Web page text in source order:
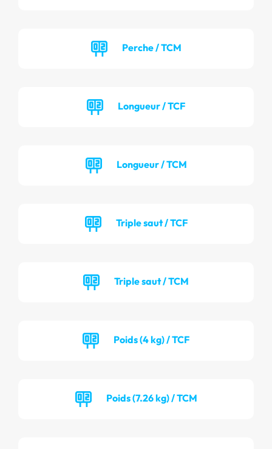
Perche / TCM
Longueur / TCF
Longueur / TCM
Triple saut / TCF
Triple saut / TCM
Poids (4 kg) / TCF
Poids (7.26 kg) / TCM